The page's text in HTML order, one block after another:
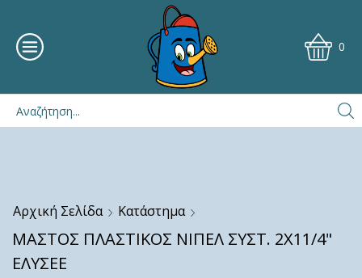
0
Αρχική Σελίδα Κατάστημα
ΜΑΣΤΟΣ ΠΛΑΣΤΙΚΟΣ ΝΙΠΕΛ ΣΥΣΤ. 2Χ11/4"
ΕΛΥΣΕΕ